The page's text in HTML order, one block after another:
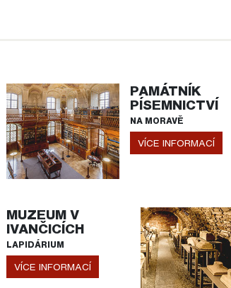
PAMÁTNÍK
PÍSEMNICTVÍ
NA MORAVĚ
VÍCE INFORMACÍ
MUZEUM V
IVANČICÍCH
LAPIDÁRIUM
VÍCE INFORMACÍ